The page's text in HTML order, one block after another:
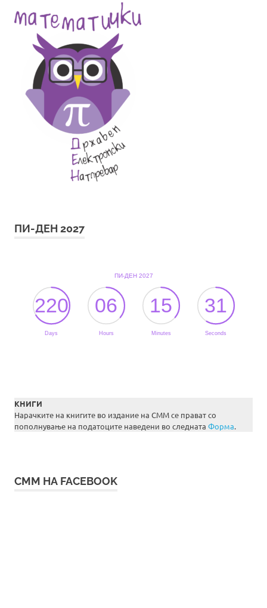
ПИ-ДЕН 2027
КНИГИ
Нарачките на книгите во издание на СММ се прават со
пополнување на податоците наведени во следната Форма.
СММ НА FACEBOOK